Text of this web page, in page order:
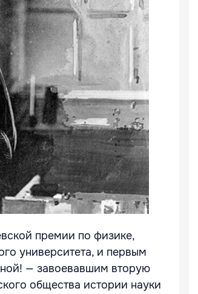
премии по физике,
университета, и первым
— завоевавшим вторую
общества истории науки